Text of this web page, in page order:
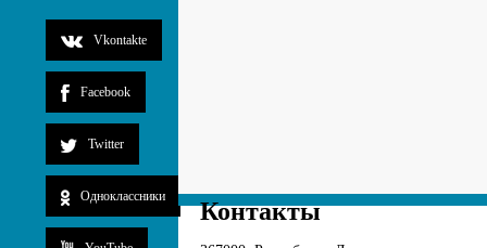
Vkontakte
Facebook
Twitter
Одноклассники
Контакты